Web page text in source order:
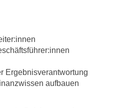
Ergebnisverantwortung
aufbauen